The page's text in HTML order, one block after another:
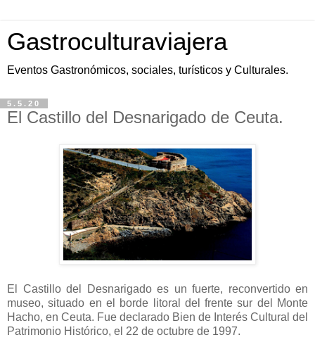
Gastroculturaviajera
Eventos Gastronómicos, sociales, turísticos y Culturales.
5.5.20
El Castillo del Desnarigado de Ceuta.
El Castillo del Desnarigado es un fuerte, reconvertido en
museo, situado en el borde litoral del frente sur del Monte
Hacho, en Ceuta. Fue declarado Bien de Interés Cultural del
Patrimonio Histórico, el 22 de octubre de 1997.